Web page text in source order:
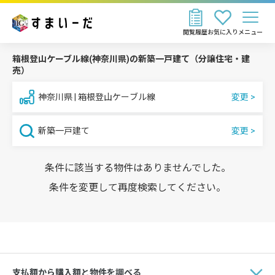
お気に入り
閲覧履歴 メニュー
箱根登山ケーブル線(神奈川県)の新築一戸建て（分譲住宅・建
売）
神奈川県 | 箱根登山ケーブル線
新築一戸建て
条件に該当する物件はありませんでした。
条件を変更して再度検索してください。
支払額から購入額と物件を調べる